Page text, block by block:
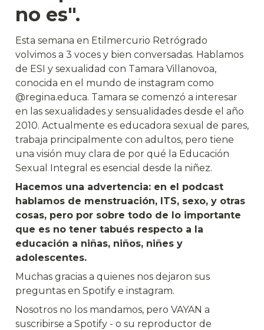
no es".
Esta semana en Etilmercurio Retrógrado
volvimos a 3 voces y bien conversadas. Hablamos
de ESI y sexualidad con Tamara Villanovoa,
conocida en el mundo de instagram como
@regina.educa. Tamara se comenzó a interesar
en las sexualidades y sensualidades desde el año
2010. Actualmente es educadora sexual de pares,
trabaja principalmente con adultos, pero tiene
una visión muy clara de por qué la Educación
Sexual Integral es esencial desde la niñez.
Hacemos una advertencia: en el podcast
hablamos de menstruación, ITS, sexo, y otras
cosas, pero por sobre todo de lo importante
que es no tener tabués respecto a la
educación a niñas, niños, niñes y
adolescentes.
Muchas gracias a quienes nos dejaron sus
preguntas en Spotify e instagram.
Nosotros no los mandamos, pero VAYAN a
suscribirse a Spotify - o su reproductor de